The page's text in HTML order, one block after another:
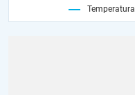
Temperatura